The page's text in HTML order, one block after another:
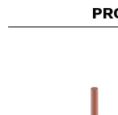
Il tuo video